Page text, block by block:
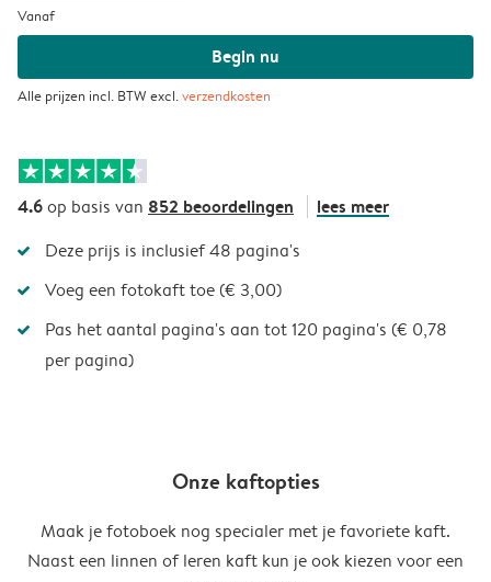
Vanaf
Begin nu
Alle prijzen incl. BTW excl.verzendkosten
4.6op basis van 852 beoordelingen lees meer
Deze prijs is inclusief 48 pagina's
Voeg een fotokaft toe (€ 3,00)
Pas het aantal pagina's aan tot 120 pagina's (€ 0,78
per pagina)
Onze kaftopties
Maak je fotoboek nog specialer met je favoriete kaft.
Naast een linnen of leren kaft kun je ook kiezen voor een